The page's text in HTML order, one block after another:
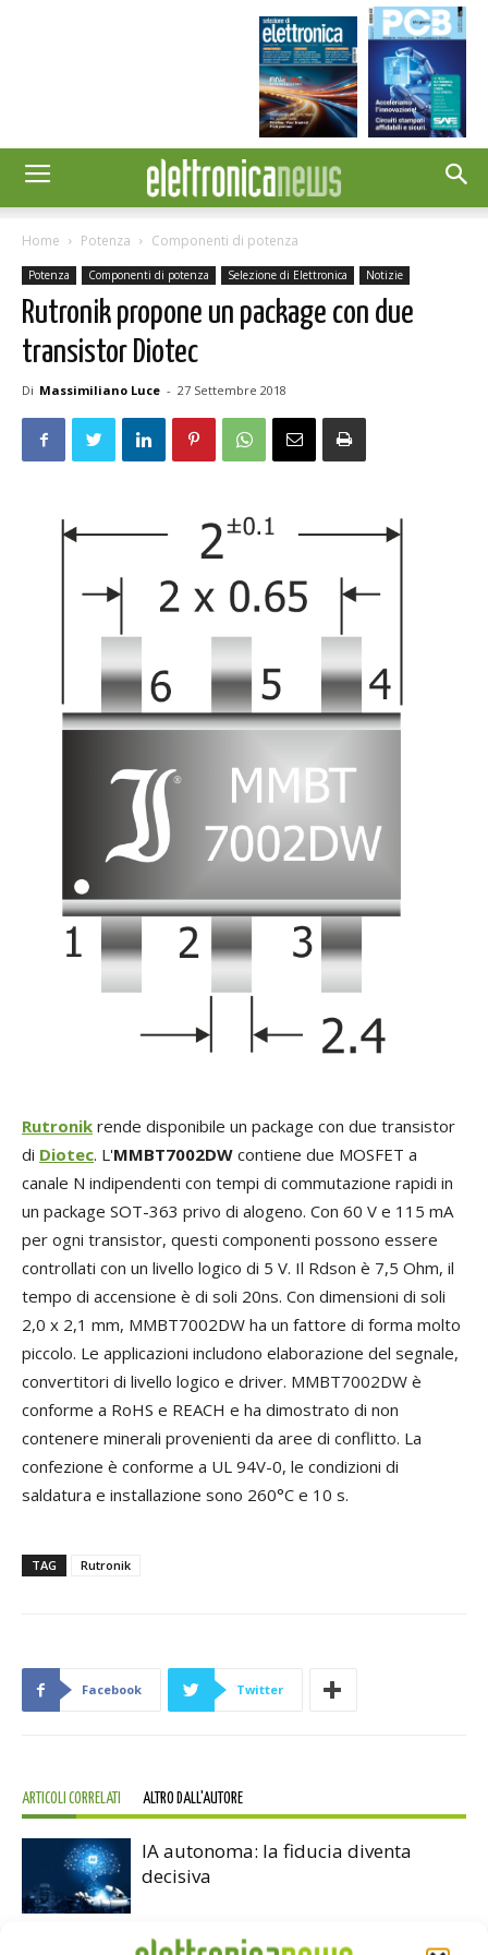
Home Potenza Componenti di potenza
Potenza Componenti di potenza Selezione di Elettronica Notizie
Rutronik propone un package con due
transistor Diotec
Di Massimiliano Luce - 27 Settembre 2018
Rutronik rende disponibile un package con due transistor
di Diotec. L'MMBT7002DW contiene due MOSFET a
canale N indipendenti con tempi di commutazione rapidi in
un package SOT-363 privo di alogeno. Con 60 V e 115 mA
per ogni transistor, questi componenti possono essere
controllati con un livello logico di 5 V. Il Rdson è 7,5 Ohm, il
tempo di accensione è di soli 20ns. Con dimensioni di soli
2,0 x 2,1 mm, MMBT7002DW ha un fattore di forma molto
piccolo. Le applicazioni includono elaborazione del segnale,
convertitori di livello logico e driver. MMBT7002DW è
conforme a RoHS e REACH e ha dimostrato di non
contenere minerali provenienti da aree di conflitto. La
confezione è conforme a UL 94V-0, le condizioni di
saldatura e installazione sono 260°C e 10 s.
TAG Rutronik
Facebook Twitter
ARTICOLI CORRELATI ALTRO DALL'AUTORE
IA autonoma: la fiducia diventa
decisiva